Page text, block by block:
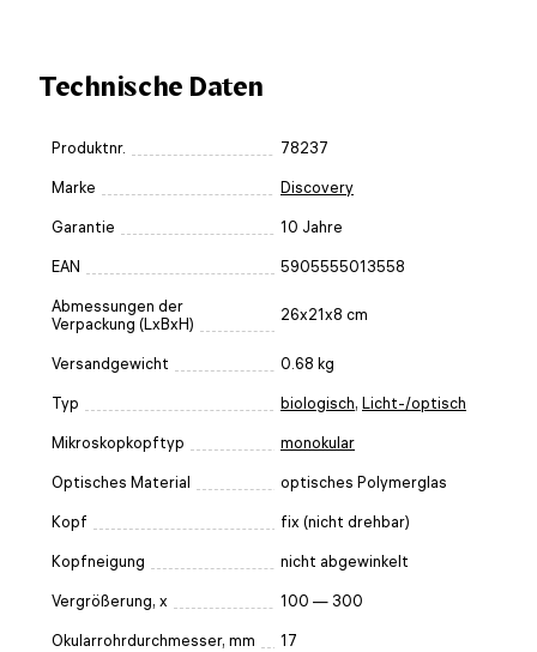
Technische Daten
Produktnr. 78237
Marke Discovery
Garantie 10 Jahre
EAN 5905555013558
Abmessungen der
Verpackung (LxBxH)
26x21x8 cm
Versandgewicht 0.68 kg
Typ biologisch, Licht-/optisch
Mikroskopkopftyp monokular
Optisches Material optisches Polymerglas
Kopf fix (nicht drehbar)
Kopfneigung nicht abgewinkelt
Vergrößerung, x 100 — 300
Okularrohrdurchmesser, mm 17